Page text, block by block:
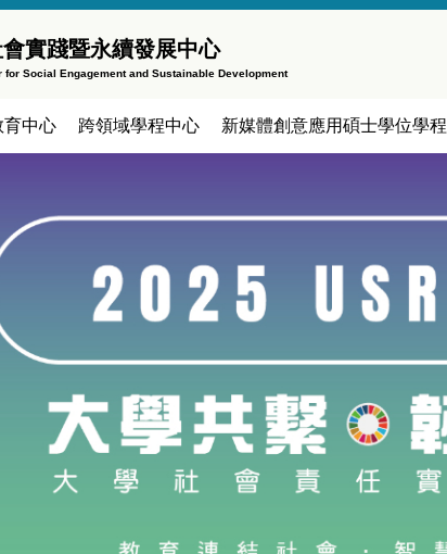
實踐暨永續發展中心
for Social Engagement and Sustainable Development
育中心 跨領域學程中心 新媒體創意應用碩士學位學程